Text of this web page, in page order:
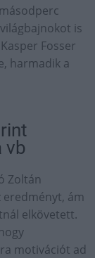
is
Fosser
harmadik a
vb
Zoltán
ám
elkövetett.
motivációt ad